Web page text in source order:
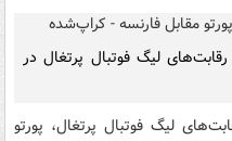
لیگ فوتبال پرتغال در
لیگ فوتبال پرتغال، پورتو